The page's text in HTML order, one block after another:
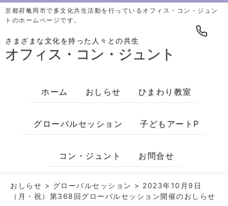
京都府亀岡市で多文化共生活動を行っているオフィス・コン・ジュン
トのホームページです。
さまざまな文化を持った人々との共生
オフィス・コン・ジュント
ホーム おしらせ ひまわり教室
グローバルセッション 子どもアートP
コン・ジュント お問合せ
おしらせ > グローバルセッション > 2023年10月9日
（月・祝）第368回グローバルセッション開催のおしらせ